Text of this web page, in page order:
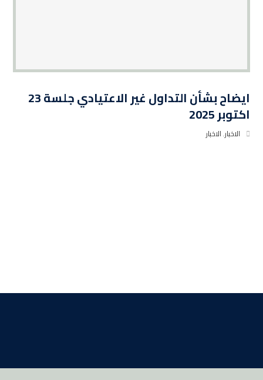
ايضاح بشأن التداول غير الاعتيادي جلسة 23
اكتوبر 2025
الاخبار,الاخبار